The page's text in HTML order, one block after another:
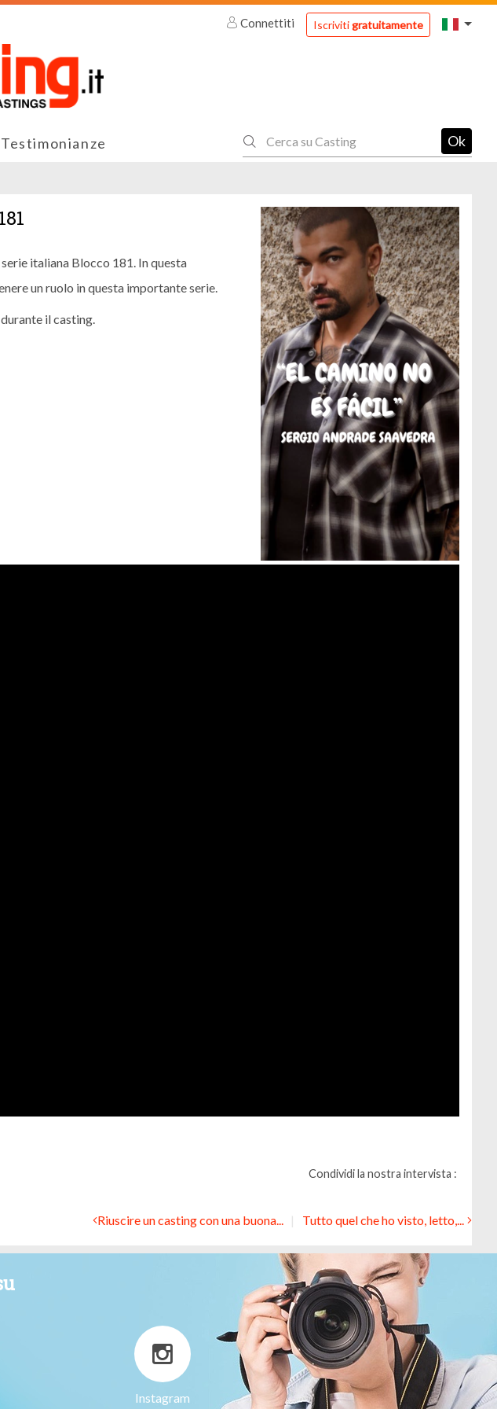
Connettiti Iscrivitigratuitamente
Testimonianze Ok
italiana Blocco 181. In questa
un ruolo in questa importante serie.
il casting.
Condividi la nostra intervista :
Riuscire un casting con una buona... Tutto quel che ho visto, letto,...
Instagram